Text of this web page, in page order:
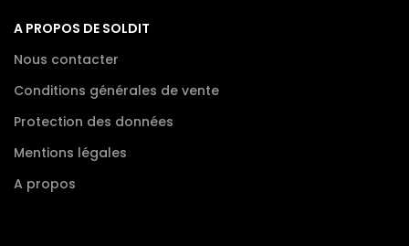
A PROPOS DE SOLDIT
Nous contacter
Conditions générales de vente
Protection des données
Mentions légales
A propos